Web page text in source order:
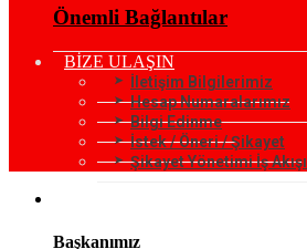
Önemli Bağlantılar
BİZE ULAŞIN
İletişim Bilgilerimiz
Hesap Numaralarımız
Bilgi Edinme
İstek / Öneri / Şikayet
Şikayet Yönetimi İş Akışı
Başkanımız